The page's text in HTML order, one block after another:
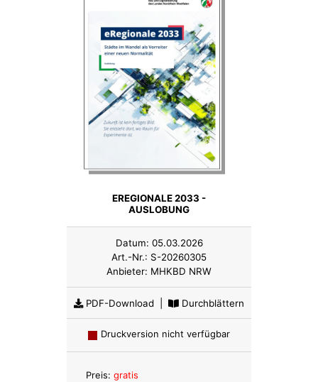
EREGIONALE 2033 -
AUSLOBUNG
Datum: 05.03.2026
Art.-Nr.: S-20260305
Anbieter: MHKBD NRW
PDF-Download Durchblättern
Druckversion nicht verfügbar
Preis: gratis